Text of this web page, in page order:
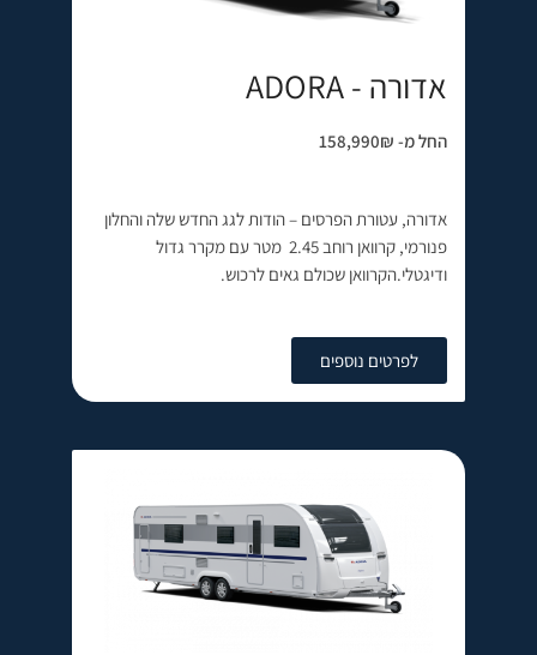
אדורה - ADORA
החל מ- 158,990₪
אדורה, עטורת הפרסים – הודות לגג החדש שלה והחלון
פנורמי, קרוואן רוחב 2.45 מטר עם מקרר גדול
ודיגטלי.הקרוואן שכולם גאים לרכוש.
לפרטים נוספים